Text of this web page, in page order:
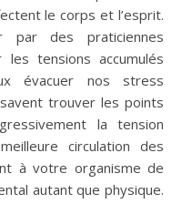
le corps et l’esprit.
des praticiennes
les tensions accumulés
évacuer nos stress
trouver les points
la tension
circulation des
à votre organisme de
autant que physique.